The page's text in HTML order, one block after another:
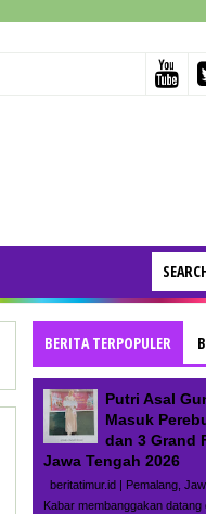
BERITA TERPOPULER
Putri Asal
Masuk
dan 3 Grand
Jawa Tengah 2026
beritatimur.id | Pemalang,
Kabar membanggakan datang